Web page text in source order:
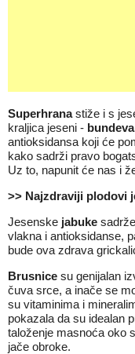
Superhranastiže i s
kraljica jeseni - bundeva
antioksidansa koji će
kako sadrži pravo
Uz to, napunit će nas i
>> Najzdraviji plodovi
Jesenske jabuke
vlakna i antioksidanse,
bude ova zdrava
Brusnice su genijalan
čuva srce, a inače se
su vitaminima i
pokazala da su idealan
taloženje masnoća oko
jače obroke.